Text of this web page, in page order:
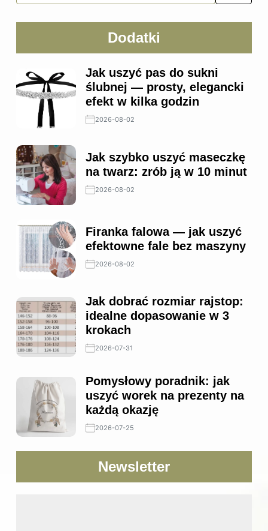
Dodatki
Jak uszyć pas do sukni
ślubnej — prosty, elegancki
efekt w kilka godzin
2026-08-02
Jak szybko uszyć maseczkę
na twarz: zrób ją w 10 minut
2026-08-02
Firanka falowa — jak uszyć
efektowne fale bez maszyny
2026-08-02
Jak dobrać rozmiar rajstop:
idealne dopasowanie w 3
krokach
2026-07-31
Pomysłowy poradnik: jak
uszyć worek na prezenty na
każdą okazję
2026-07-25
Newsletter